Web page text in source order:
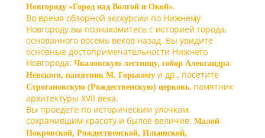
Новгороду «Город над Волгой и Окой».
Во время обзорной экскурсии по Нижнему
Новгороду вы познакомитесь с историей города,
основанного восемь веков назад. Вы увидите
основные достопримечательности Нижнего
Новгорода: Чкаловскую лестницу, собор Александра
Невского, памятник М. Горькому и др., посетите
Строгановскую (Рождественскую) церковь, памятник
архитектуры ХVII века.
Вы проедете по историческим улочкам,
сохранившим красоту и былое величие: Малой
Покровской, Рождественской, Ильинской,